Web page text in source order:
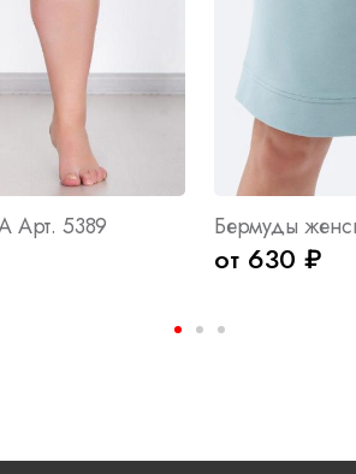
Арт. 5389 Бермуды
от 630 ₽